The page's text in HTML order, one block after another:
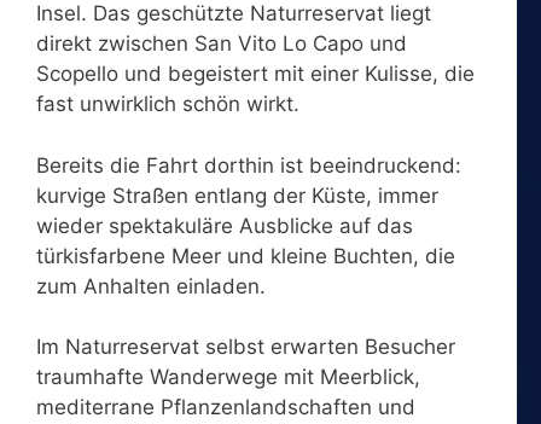
Insel. Das geschützte Naturreservat liegt
direkt zwischen San Vito Lo Capo und
Scopello und begeistert mit einer Kulisse, die
fast unwirklich schön wirkt.
Bereits die Fahrt dorthin ist beeindruckend:
kurvige Straßen entlang der Küste, immer
wieder spektakuläre Ausblicke auf das
türkisfarbene Meer und kleine Buchten, die
zum Anhalten einladen.
Im Naturreservat selbst erwarten Besucher
traumhafte Wanderwege mit Meerblick,
mediterrane Pflanzenlandschaften und